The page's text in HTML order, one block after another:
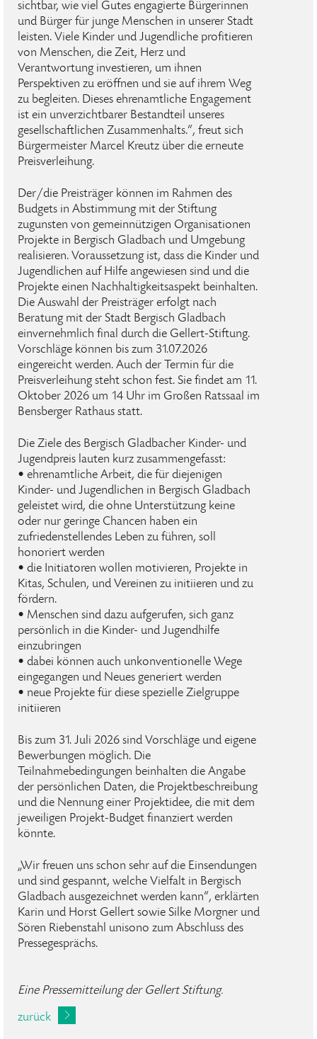
sichtbar, wie viel Gutes engagierte Bürgerinnen
und Bürger für junge Menschen in unserer Stadt
leisten. Viele Kinder und Jugendliche profitieren
von Menschen, die Zeit, Herz und
Verantwortung investieren, um ihnen
Perspektiven zu eröffnen und sie auf ihrem Weg
zu begleiten. Dieses ehrenamtliche Engagement
ist ein unverzichtbarer Bestandteil unseres
gesellschaftlichen Zusammenhalts.“, freut sich
Bürgermeister Marcel Kreutz über die erneute
Preisverleihung.
Der/die Preisträger können im Rahmen des
Budgets in Abstimmung mit der Stiftung
zugunsten von gemeinnützigen Organisationen
Projekte in Bergisch Gladbach und Umgebung
realisieren. Voraussetzung ist, dass die Kinder und
Jugendlichen auf Hilfe angewiesen sind und die
Projekte einen Nachhaltigkeitsaspekt beinhalten.
Die Auswahl der Preisträger erfolgt nach
Beratung mit der Stadt Bergisch Gladbach
einvernehmlich final durch die Gellert-Stiftung.
Vorschläge können bis zum 31.07.2026
eingereicht werden. Auch der Termin für die
Preisverleihung steht schon fest. Sie findet am 11.
Oktober 2026 um 14 Uhr im Großen Ratssaal im
Bensberger Rathaus statt.
Die Ziele des Bergisch Gladbacher Kinder- und
Jugendpreis lauten kurz zusammengefasst:
• ehrenamtliche Arbeit, die für diejenigen
Kinder- und Jugendlichen in Bergisch Gladbach
geleistet wird, die ohne Unterstützung keine
oder nur geringe Chancen haben ein
zufriedenstellendes Leben zu führen, soll
honoriert werden
• die Initiatoren wollen motivieren, Projekte in
Kitas, Schulen, und Vereinen zu initiieren und zu
fördern.
• Menschen sind dazu aufgerufen, sich ganz
persönlich in die Kinder- und Jugendhilfe
einzubringen
• dabei können auch unkonventionelle Wege
eingegangen und Neues generiert werden
• neue Projekte für diese spezielle Zielgruppe
initiieren
Bis zum 31. Juli 2026 sind Vorschläge und eigene
Bewerbungen möglich. Die
Teilnahmebedingungen beinhalten die Angabe
der persönlichen Daten, die Projektbeschreibung
und die Nennung einer Projektidee, die mit dem
jeweiligen Projekt-Budget finanziert werden
könnte.
„Wir freuen uns schon sehr auf die Einsendungen
und sind gespannt, welche Vielfalt in Bergisch
Gladbach ausgezeichnet werden kann“, erklärten
Karin und Horst Gellert sowie Silke Morgner und
Sören Riebenstahl unisono zum Abschluss des
Pressegesprächs.
Eine Pressemitteilung der Gellert Stiftung.
zurück